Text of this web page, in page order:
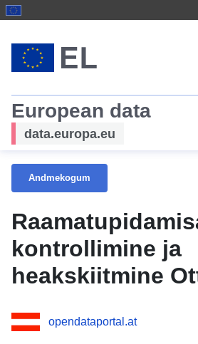
European data
data.europa.eu
Andmekogum
kontrollimine ja
heakskiitmine
Hausruck 2020
Austria)
opendataportal.at